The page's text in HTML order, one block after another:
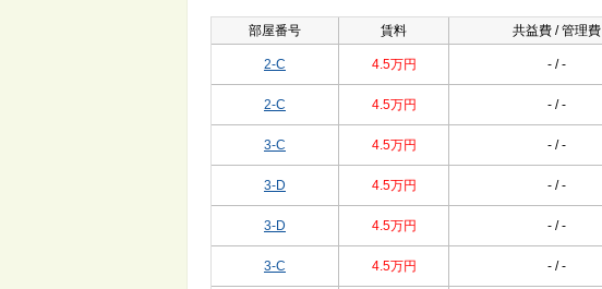
部屋番号 賃料 共益費 / 管理費
2-C 4.5万円 - / -
2-C 4.5万円 - / -
3-C 4.5万円 - / -
3-D 4.5万円 - / -
3-D 4.5万円 - / -
3-C 4.5万円 - / -